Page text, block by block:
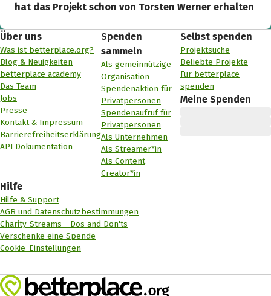
hat das Projekt schon von Torsten Werner erhalten
Über uns
Was ist betterplace.org?
Blog & Neuigkeiten
betterplace academy
Das Team
Jobs
Presse
Kontakt & Impressum
Barrierefreiheitserklärung
API Dokumentation
Spenden
sammeln
Als gemeinnützige
Organisation
Spendenaktion für
Privatpersonen
Spendenaufruf für
Privatpersonen
Als Unternehmen
Als Streamer*in
Als Content
Creator*in
Selbst spenden
Projektsuche
Beliebte Projekte
Für betterplace
spenden
Meine Spenden
Hilfe
Hilfe & Support
AGB und Datenschutzbestimmungen
Charity-Streams - Dos and Don'ts
Verschenke eine Spende
Cookie-Einstellungen